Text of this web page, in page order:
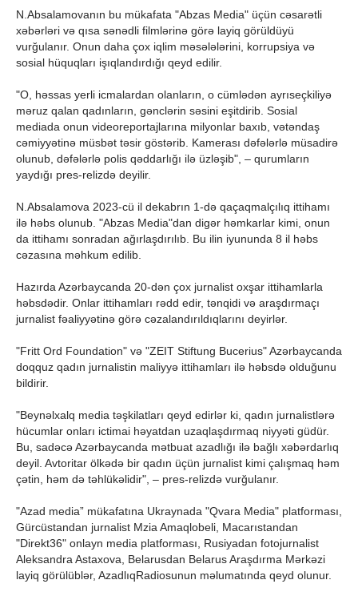
N.Absalamovanın bu mükafata "Abzas Media" üçün cəsarətli
xəbərləri və qısa sənədli filmlərinə görə layiq görüldüyü
vurğulanır. Onun daha çox iqlim məsələlərini, korrupsiya və
sosial hüquqları işıqlandırdığı qeyd edilir.
"O, həssas yerli icmalardan olanların, o cümlədən ayrıseçkiliyə
məruz qalan qadınların, gənclərin səsini eşitdirib. Sosial
mediada onun videoreportajlarına milyonlar baxıb, vətəndaş
cəmiyyətinə müsbət təsir göstərib. Kamerası dəfələrlə müsadirə
olunub, dəfələrlə polis qəddarlığı ilə üzləşib", – qurumların
yaydığı pres-relizdə deyilir.
N.Absalamova 2023-cü il dekabrın 1-də qaçaqmalçılıq ittihamı
ilə həbs olunub. "Abzas Media"dan digər həmkarlar kimi, onun
da ittihamı sonradan ağırlaşdırılıb. Bu ilin iyununda 8 il həbs
cəzasına məhkum edilib.
Hazırda Azərbaycanda 20-dən çox jurnalist oxşar ittihamlarla
həbsdədir. Onlar ittihamları rədd edir, tənqidi və araşdırmaçı
jurnalist fəaliyyətinə görə cəzalandırıldıqlarını deyirlər.
"Fritt Ord Foundation" və "ZEIT Stiftung Bucerius" Azərbaycanda
doqquz qadın jurnalistin maliyyə ittihamları ilə həbsdə olduğunu
bildirir.
"Beynəlxalq media təşkilatları qeyd edirlər ki, qadın jurnalistlərə
hücumlar onları ictimai həyatdan uzaqlaşdırmaq niyyəti güdür.
Bu, sadəcə Azərbaycanda mətbuat azadlığı ilə bağlı xəbərdarlıq
deyil. Avtoritar ölkədə bir qadın üçün jurnalist kimi çalışmaq həm
çətin, həm də təhlükəlidir", – pres-relizdə vurğulanır.
"Azad media” mükafatına Ukraynada "Qvara Media" platforması,
Gürcüstandan jurnalist Mzia Amaqlobeli, Macarıstandan
"Direkt36" onlayn media platforması, Rusiyadan fotojurnalist
Aleksandra Astaxova, Belarusdan Belarus Araşdırma Mərkəzi
layiq görülüblər, AzadlıqRadiosunun məlumatında qeyd olunur.